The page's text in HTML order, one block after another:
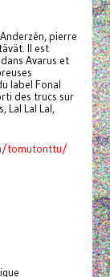
pierre
Il est
Avarus et
label Fonal
des trucs sur
Lal Lal Lal,
tomutonttu/